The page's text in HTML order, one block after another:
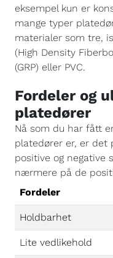
eksempel kun er
mange typer
materialer som tre,
(High Density
(GRP) eller PVC.
Fordeler og
platedører
Nå som du har fått
platedører er, er det
positive og negative
nærmere på de
Fordeler
Holdbarhet
Lite vedlikehold